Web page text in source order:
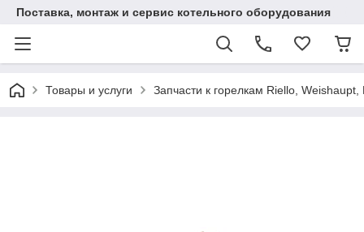
Поставка, монтаж и сервис котельного оборудования
Товары и услуги Запчасти к горелкам Riello,